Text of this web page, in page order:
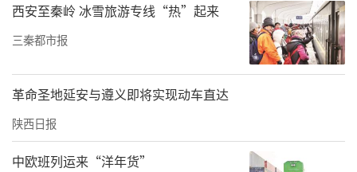
西安至秦岭 冰雪旅游专线“热”起来
三秦都市报
革命圣地延安与遵义即将实现动车直达
陕西日报
中欧班列运来“洋年货”